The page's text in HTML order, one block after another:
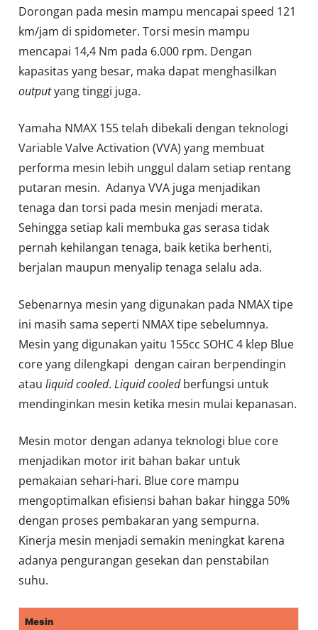
Dorongan pada mesin mampu mencapai speed 121
km/jam di spidometer. Torsi mesin mampu
mencapai 14,4 Nm pada 6.000 rpm. Dengan
kapasitas yang besar, maka dapat menghasilkan
outputyang tinggi juga.
Yamaha NMAX 155 telah dibekali dengan teknologi
Variable Valve Activation (VVA) yang membuat
performa mesin lebih unggul dalam setiap rentang
putaran mesin. Adanya VVA juga menjadikan
tenaga dan torsi pada mesin menjadi merata.
Sehingga setiap kali membuka gas serasa tidak
pernah kehilangan tenaga, baik ketika berhenti,
berjalan maupun menyalip tenaga selalu ada.
Sebenarnya mesin yang digunakan pada NMAX tipe
ini masih sama seperti NMAX tipe sebelumnya.
Mesin yang digunakan yaitu 155cc SOHC 4 klep Blue
core yang dilengkapi dengan cairan berpendingin
atauliquid cooled.Liquid cooledberfungsi untuk
mendinginkan mesin ketika mesin mulai kepanasan.
Mesin motor dengan adanya teknologi blue core
menjadikan motor irit bahan bakar untuk
pemakaian sehari-hari. Blue core mampu
mengoptimalkan efisiensi bahan bakar hingga 50%
dengan proses pembakaran yang sempurna.
Kinerja mesin menjadi semakin meningkat karena
adanya pengurangan gesekan dan penstabilan
suhu.
Mesin